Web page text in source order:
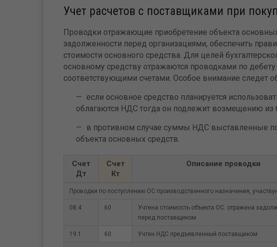
Учет расчетов с поставщиками при
Проводки отражающие приобретение объекта
задолженности перед организациями, обеспечить
стоимости основного средства. Для целей
основному средству отражаются проводками по
соответствующими счетами. Особое внимание следет
если основное средство планируется
облагаются НДС тогда он подлежит возмещению из
в противном случае суммы НДС выставленные
объекта основных средств.
Счет
Дт
Счет
Кт
Описание проводки
Проводки по поступлению ОС производственного назначения,
08.4 60
Учтена стоимость объекта ОС. отражена
перед поставщиком
19.1 60 Учтен НДС предъявленный поставщиком